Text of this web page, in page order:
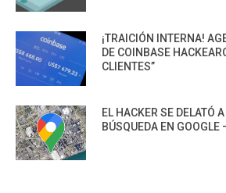
¡TRAICIÓN INTERNA!
DE COINBASE
CLIENTES”
EL HACKER SE DELATÓ
BÚSQUEDA EN GOOGLE